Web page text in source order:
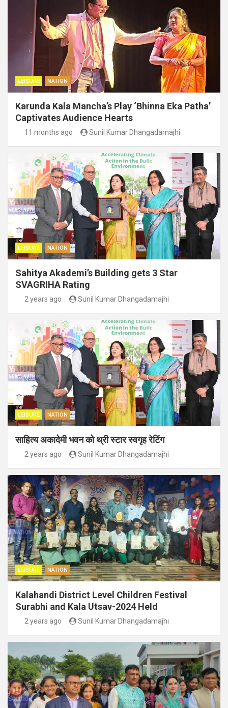
LEISURE NATION
Karunda Kala Mancha’s Play ‘Bhinna Eka Patha’
Captivates Audience Hearts
11 months ago Sunil Kumar Dhangadamajhi
LEISURE NATION
Sahitya Akademi’s Building gets 3 Star
SVAGRIHA Rating
2 years ago Sunil Kumar Dhangadamajhi
LEISURE NATION
साहित्य अकादेमी भवन को थ्री स्टार स्वगृह रेटिंग
2 years ago Sunil Kumar Dhangadamajhi
LEISURE NATION
Kalahandi District Level Children Festival
Surabhi and Kala Utsav-2024 Held
2 years ago Sunil Kumar Dhangadamajhi